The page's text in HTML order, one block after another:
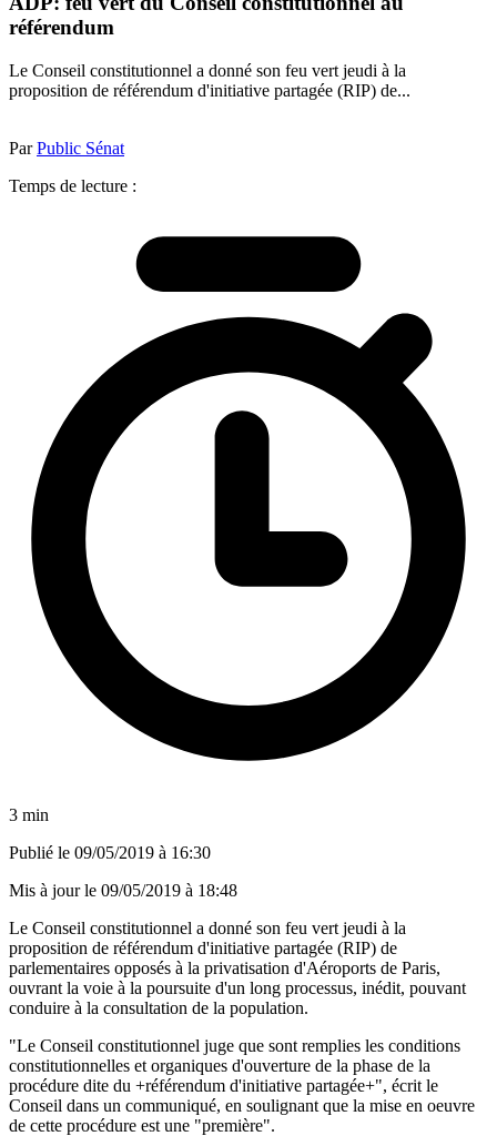
référendum
Le Conseil constitutionnel a donné son feu vert jeudi à la
proposition de référendum d'initiative partagée (RIP) de...
ParPublic Sénat
Temps de lecture :
3 min
Publié le 09/05/2019 à 16:30
Mis à jour le 09/05/2019 à 18:48
Le Conseil constitutionnel a donné son feu vert jeudi à la
proposition de référendum d'initiative partagée (RIP) de
parlementaires opposés à la privatisation d'Aéroports de Paris,
ouvrant la voie à la poursuite d'un long processus, inédit, pouvant
conduire à la consultation de la population.
"Le Conseil constitutionnel juge que sont remplies les conditions
constitutionnelles et organiques d'ouverture de la phase de la
procédure dite du +référendum d'initiative partagée+", écrit le
Conseil dans un communiqué, en soulignant que la mise en oeuvre
de cette procédure est une "première".